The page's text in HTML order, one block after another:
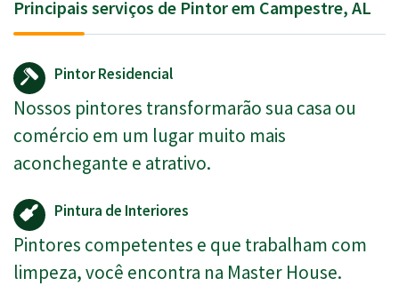
Principais serviços de Pintor em Campestre, AL
Pintor Residencial
Nossos pintores transformarão sua casa ou
comércio em um lugar muito mais
aconchegante e atrativo.
Pintura de Interiores
Pintores competentes e que trabalham com
limpeza, você encontra na Master House.